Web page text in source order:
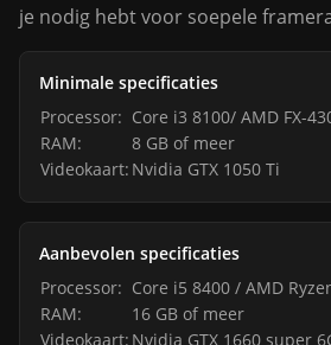
je nodig hebt voor soepele
Minimale specificaties
Processor: Core i3 8100/ AMD FX-
RAM:
8 GB of meer
Videokaart: Nvidia GTX 1050 Ti
Aanbevolen specificaties
Processor: Core i5 8400 / AMD
RAM:
16 GB of meer
Videokaart: Nvidia GTX 1660 super